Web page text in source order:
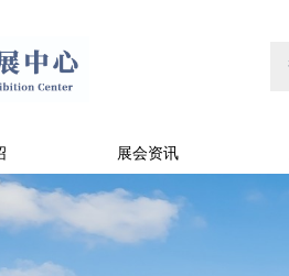
展会资讯